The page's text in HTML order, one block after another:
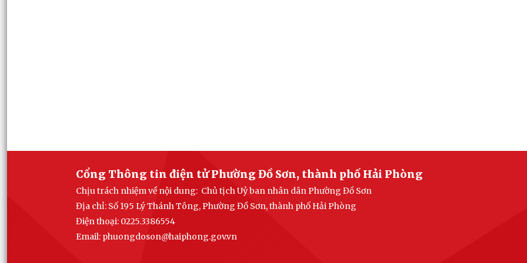
Cổng Thông tin điện tử Phường Đồ Sơn, thành phố Hải Phòng
Chịu trách nhiệm về nội dung: Chủ tịch Uỷ ban nhân dân Phường Đồ Sơn
Địa chỉ: Số 195 Lý Thánh Tông, Phường Đồ Sơn, thành phố Hải Phòng
Điện thoại: 0225.3386554
Email: phuongdoson@haiphong.gov.vn